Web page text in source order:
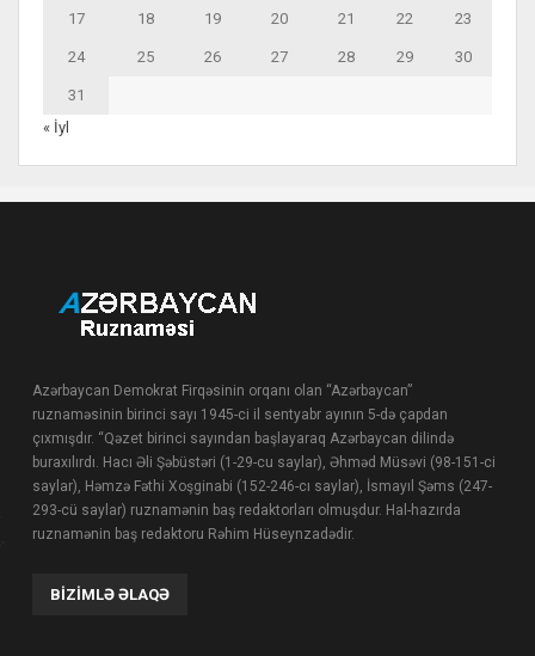
17 18 19 20 21 22 23
24 25 26 27 28 29 30
31
« İyl
Azərbaycan Demokrat Firqəsinin orqanı olan “Azərbaycan”
ruznaməsinin birinci sayı 1945-ci il sentyabr ayının 5-də çapdan
çıxmışdır. “Qəzet birinci sayından başlayaraq Azərbaycan dilində
buraxılırdı. Hacı Əli Şəbüstəri (1-29-cu saylar), Əhməd Müsəvi (98-151-ci
saylar), Həmzə Fəthi Xoşginabi (152-246-cı saylar), İsmayıl Şəms (247-
293-cü saylar) ruznamənin baş redaktorları olmuşdur. Hal-hazırda
ruznamənin baş redaktoru Rəhim Hüseynzadədir.
BIZIMLƏ ƏLAQƏ